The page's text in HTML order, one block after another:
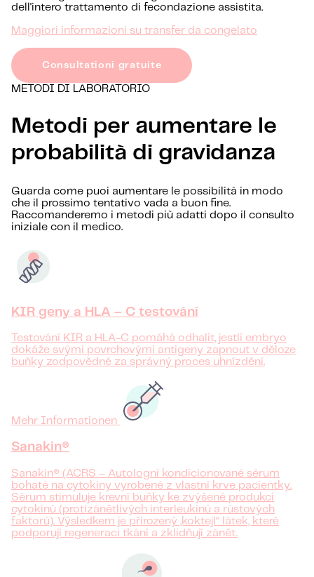
dell'intero trattamento di fecondazione assistita.
Maggiori informazioni su transfer da congelato
Consultationi gratuite
METODI DI LABORATORIO
Metodi per aumentare le
probabilità di gravidanza
Guarda come puoi aumentare le possibilità in modo
che il prossimo tentativo vada a buon fine.
Raccomanderemo i metodi più adatti dopo il consulto
iniziale con il medico.
KIR geny a HLA – C testování
Testování KIR a HLA-C pomáhá odhalit, jestli embryo
dokáže svými povrchovými antigeny zapnout v děloze
buňky zodpovědné za správný proces uhnízdění.
Mehr Informationen
Sanakin®
Sanakin® (ACRS – Autologní kondicionované sérum
bohaté na cytokiny vyrobené z vlastní krve pacientky.
Sérum stimuluje krevní buňky ke zvýšené produkci
cytokinů (protizánětlivých interleukinů a růstových
faktorů). Výsledkem je přirozený „koktejl“ látek, které
podporují regeneraci tkání a zklidňují zánět.